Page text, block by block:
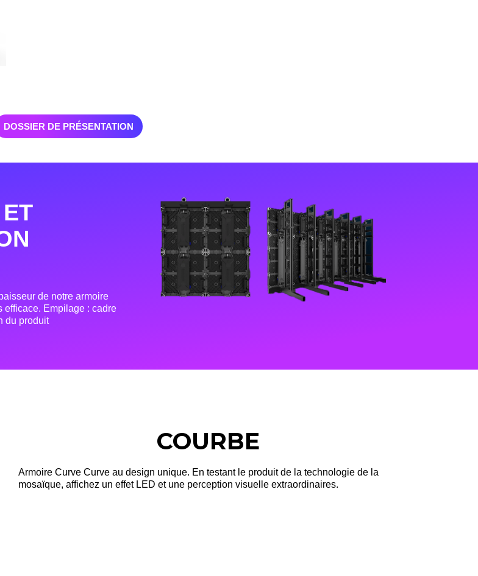
DOSSIER DE PRÉSENTATION
de notre armoire
efficace. Empilage : cadre
du produit
COURBE
Armoire Curve Curve au design unique. En testant le produit de la technologie de la
mosaïque, affichez un effet LED et une perception visuelle extraordinaires.